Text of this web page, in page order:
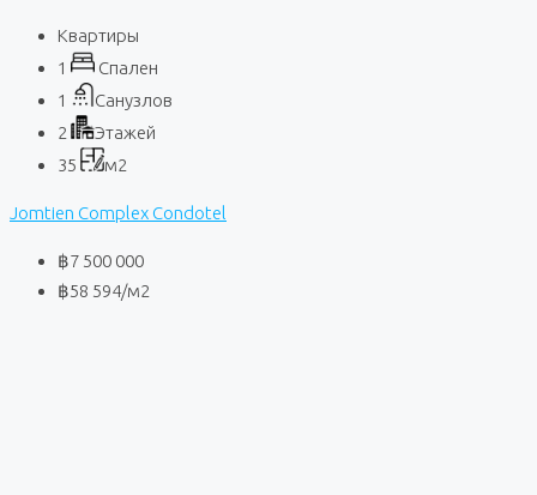
Квартиры
1
Спален
1
Санузлов
2
Этажей
35
м2
Jomtien Complex Condotel
฿7 500 000
฿58 594/м2